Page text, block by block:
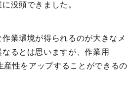
没頭できました。
業環境が得られるのが大きなメ
るとは思いますが、作業用
性をアップすることができるの